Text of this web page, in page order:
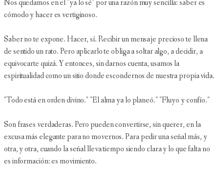
Nos quedamos en el "ya lo sé" por una razón muy sencilla: saber es
cómodo y hacer es vertiginoso.
Saber no te expone. Hacer, sí. Recibir un mensaje precioso te llena
de sentido un rato. Pero aplicarlo te obliga a soltar algo, a decidir, a
equivocarte quizá. Y entonces, sin darnos cuenta, usamos la
espiritualidad como un sitio donde escondernos de nuestra propia vida.
"Todo está en orden divino." "El alma ya lo planeó." "Fluyo y confío."
Son frases verdaderas. Pero pueden convertirse, sin querer, en la
excusa más elegante para no movernos. Para pedir una señal más, y
otra, y otra, cuando la señal lleva tiempo siendo clara y lo que falta no
es información: es movimiento.